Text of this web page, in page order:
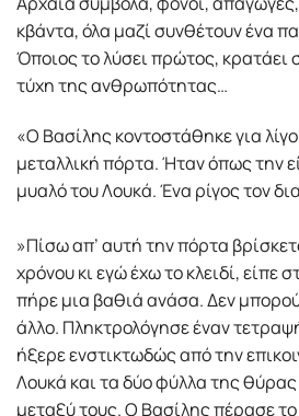
κβάντα, όλα μαζί συνθέτουν ένα
Όποιος το λύσει πρώτος, κρατάει
τύχη της ανθρωπότητας…
«Ο Βασίλης κοντοστάθηκε για
μεταλλική πόρτα. Ήταν όπως την
μυαλό του Λουκά. Ένα ρίγος τον
»Πίσω απ’ αυτή την πόρτα
χρόνου κι εγώ έχω το κλειδί, είπε
πήρε μια βαθιά ανάσα. Δεν
άλλο. Πληκτρολόγησε έναν
ήξερε ενστικτωδώς από την
Λουκά και τα δύο φύλλα της
μεταξύ τους. Ο Βασίλης πέρασε